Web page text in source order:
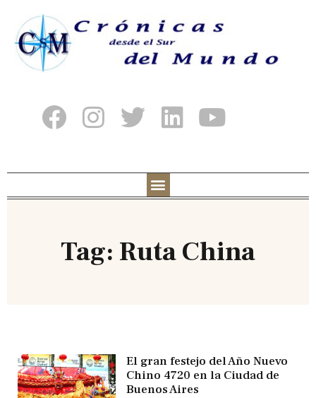
Tag: Ruta China
El gran festejo del Año Nuevo
Chino 4720 en la Ciudad de
Buenos Aires